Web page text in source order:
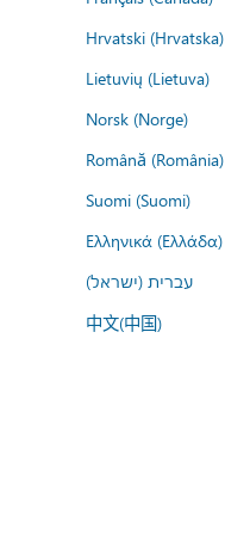
Hrvatski (Hrvatska)
Lietuvių (Lietuva)
Norsk (Norge)
Română (România)
Suomi (Suomi)
Ελληνικά (Ελλάδα)
עברית (ישראל)
中文(中国)